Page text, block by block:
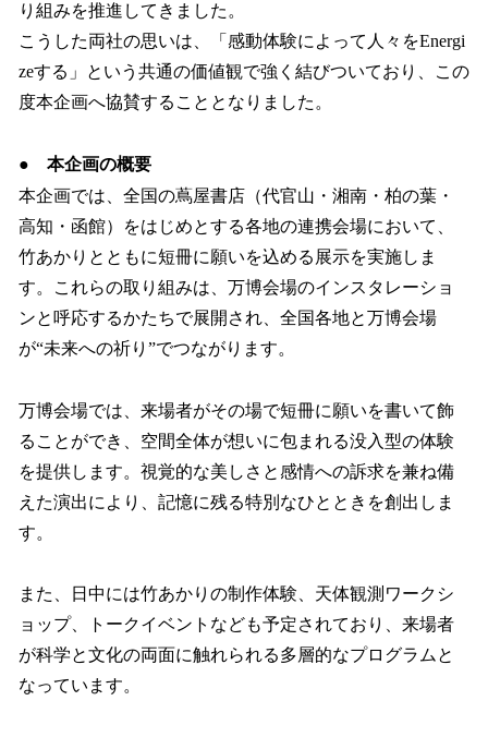
り組みを推進してきました。
こうした両社の思いは、「感動体験によって人々をEnergi
zeする」という共通の価値観で強く結びついており、この
度本企画へ協賛することとなりました。
● 本企画の概要
本企画では、全国の蔦屋書店（代官山・湘南・柏の葉・
高知・函館）をはじめとする各地の連携会場において、
竹あかりとともに短冊に願いを込める展示を実施しま
す。これらの取り組みは、万博会場のインスタレーショ
ンと呼応するかたちで展開され、全国各地と万博会場
が“未来への祈り”でつながります。
万博会場では、来場者がその場で短冊に願いを書いて飾
ることができ、空間全体が想いに包まれる没入型の体験
を提供します。視覚的な美しさと感情への訴求を兼ね備
えた演出により、記憶に残る特別なひとときを創出しま
す。
また、日中には竹あかりの制作体験、天体観測ワークシ
ョップ、トークイベントなども予定されており、来場者
が科学と文化の両面に触れられる多層的なプログラムと
なっています。